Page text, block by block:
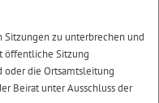
zu unterbrechen und
öffentliche Sitzung
oder die Ortsamtsleitung
Beirat unter Ausschluss der